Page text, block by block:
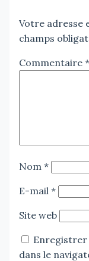
Votre adresse
champs
Commentaire *
Nom *
E-mail *
Site web
Enregistrer
dans le